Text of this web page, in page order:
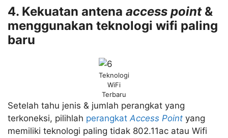
4. Kekuatan antena access point&
menggunakan teknologi wifi paling
baru
Teknologi
WiFi
Terbaru
Setelah tahu jenis & jumlah perangkat yang
terkoneksi, pilihlah perangkatAccess Point yang
memiliki teknologi paling tidak 802.11ac atau Wifi